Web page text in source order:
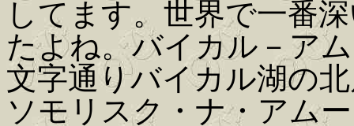
してます。世界で一番
たよね。バイカル－ア
文字通りバイカル湖の
ソモリスク・ナ・アム